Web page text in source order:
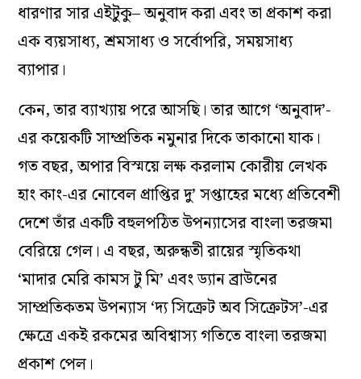
ধারণার সার এইটুকু– অনুবাদ করা এবং তা প্রকাশ করা
এক ব্যয়সাধ্য, শ্রমসাধ্য ও সর্বোপরি, সময়সাধ্য
ব্যাপার।
কেন, তার ব্যাখ্যায় পরে আসছি। তার আগে ‘অনুবাদ’-
এর কয়েকটি সাম্প্রতিক নমুনার দিকে তাকানো যাক।
গত বছর, অপার বিস্ময়ে লক্ষ করলাম কোরীয় লেখক
হাং কাং-এর নোবেল প্রাপ্তির দু’ সপ্তাহের মধ্যে প্রতিবেশী
দেশে তাঁর একটি বহুলপঠিত উপন্যাসের বাংলা তরজমা
বেরিয়ে গেল। এ বছর, অরুন্ধতী রায়ের স্মৃতিকথা
‘মাদার মেরি কামস টু মি’এবং ড্যান ব্রাউনের
সাম্প্রতিকতম উপন্যাস ‘দ্য সিক্রেট অব সিক্রেটস’-এর
ক্ষেত্রে একই রকমের অবিশ্বাস্য গতিতে বাংলা তরজমা
প্রকাশ পেল।